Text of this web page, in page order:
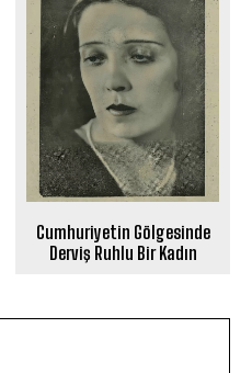
Cumhuriyetin Gölgesinde
Derviş Ruhlu Bir Kadın